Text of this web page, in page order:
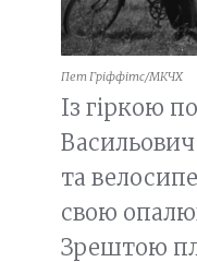
Пет Гріффітс/МКЧХ
Із гіркою
та
свою
Зрештою